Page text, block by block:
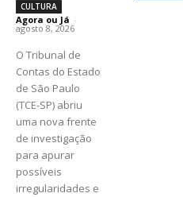
CULTURA
Agora ou Já -
agosto 8, 2026
O Tribunal de
Contas do Estado
de São Paulo
(TCE-SP) abriu
uma nova frente
de investigação
para apurar
possíveis
irregularidades e